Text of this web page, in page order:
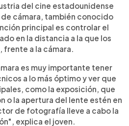
del cine estadounidense
cámara, también conocido
principal es controlar el
en la distancia a la que los
frente a la cámara.
es muy importante tener
a lo más óptimo y ver que
como la exposición, que
o la apertura del lente estén en
de fotografía lleve a cabo la
explica el joven.